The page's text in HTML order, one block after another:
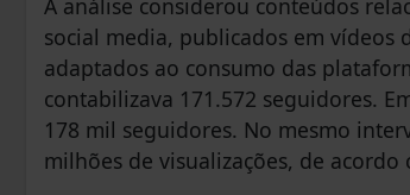
A análise considerou conteúdos
social media, publicados em vídeos
adaptados ao consumo das
contabilizava 171.572 seguidores.
178 mil seguidores. No mesmo
milhões de visualizações, de